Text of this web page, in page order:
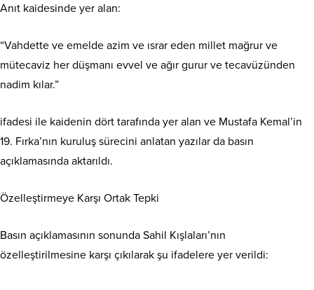
Anıt kaidesinde yer alan:
“Vahdette ve emelde azim ve ısrar eden millet mağrur ve
mütecaviz her düşmanı evvel ve ağır gurur ve tecavüzünden
nadim kılar.”
ifadesi ile kaidenin dört tarafında yer alan ve Mustafa Kemal’in
19. Fırka’nın kuruluş sürecini anlatan yazılar da basın
açıklamasında aktarıldı.
Özelleştirmeye Karşı Ortak Tepki
Basın açıklamasının sonunda Sahil Kışlaları’nın
özelleştirilmesine karşı çıkılarak şu ifadelere yer verildi: